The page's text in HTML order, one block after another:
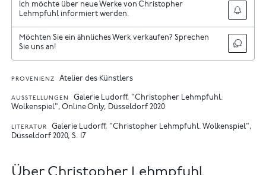
Ich möchte über neue Werke von Christopher
Lehmpfuhl informiert werden.
Möchten Sie ein ähnliches Werk verkaufen? Sprechen
Sie uns an!
PROVENIENZ Atelier des Künstlers
AUSSTELLUNGEN
Galerie Ludorff, "Christopher Lehmpfuhl.
Wolkenspiel", Online Only, Düsseldorf 2020
LITERATUR
Galerie Ludorff, "Christopher Lehmpfuhl. Wolkenspiel",
Düsseldorf 2020, S. 17